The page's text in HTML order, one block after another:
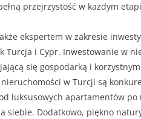
przejrzystość w każdym
ekspertem w zakresie
Turcja i Cypr. Inwestowanie w
się gospodarką i
w Turcji są
luksusowych apartamentów
siebie. Dodatkowo, piękno